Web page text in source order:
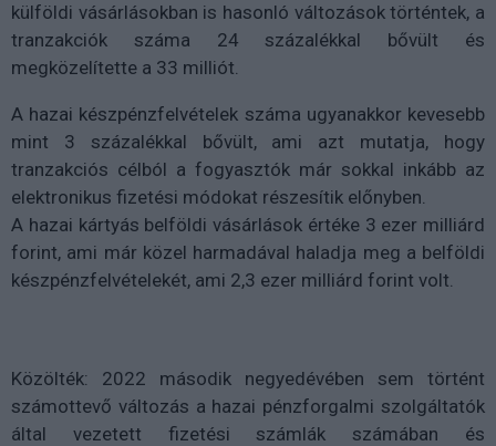
külföldi vásárlásokban is hasonló változások történtek, a
tranzakciók száma 24 százalékkal bővült és
megközelítette a 33 milliót.
A hazai készpénzfelvételek száma ugyanakkor kevesebb
mint 3 százalékkal bővült, ami azt mutatja, hogy
tranzakciós célból a fogyasztók már sokkal inkább az
elektronikus fizetési módokat részesítik előnyben.
A hazai kártyás belföldi vásárlások értéke 3 ezer milliárd
forint, ami már közel harmadával haladja meg a belföldi
készpénzfelvételekét, ami 2,3 ezer milliárd forint volt.
Közölték: 2022 második negyedévében sem történt
számottevő változás a hazai pénzforgalmi szolgáltatók
által vezetett fizetési számlák számában és